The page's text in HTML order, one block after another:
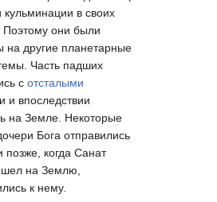
кульминации в своих
Поэтому они были
на другие планетарные
Часть падших
с отсталыми
и впоследствии
на Земле. Некоторые
Бога отправились
позже, когда Санат
на Землю,
к нему.